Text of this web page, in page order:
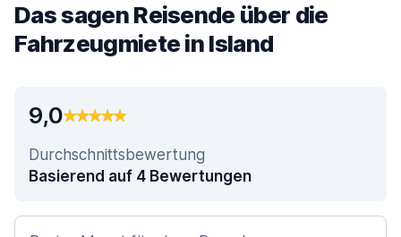
Das sagen Reisende über die
Fahrzeugmiete in Island
9,0
Durchschnittsbewertung
Basierend auf 4 Bewertungen